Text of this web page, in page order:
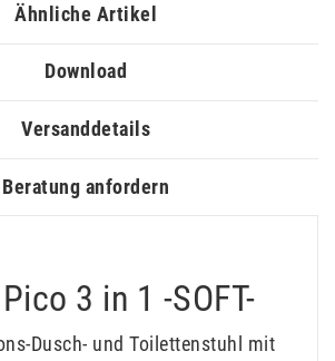
Ähnliche Artikel
Download
Versanddetails
Beratung anfordern
3 in 1 -SOFT-
Dusch- und Toilettenstuhl mit